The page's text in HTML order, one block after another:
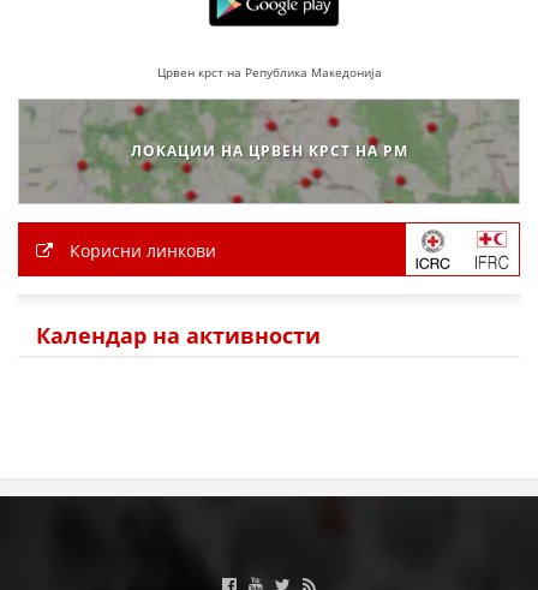
ДОГОВОРИ
ЗНАЧЕЊЕ НА СЛУЖБАТА ЗА БАРАЊЕ
ФОРМУЛАРИ ЗА БАРАЊА
ЗДРАВСТВЕНО ПРЕВЕНТИВНА ДЕЈНОСТ
ЗА НАС
Црвен крст на Република Македонија
ЛОКАЦИИ НА ЦРВЕН КРСТ НА РМ
Корисни линкови
Календар на активности